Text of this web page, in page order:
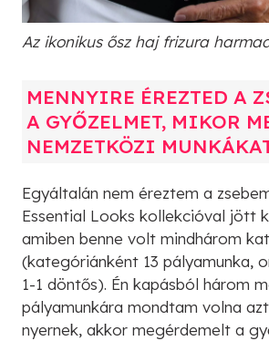
Az ikonikus ősz haj frizura
MENNYIRE ÉREZTED A
A GYŐZELMET, MIKOR
NEMZETKÖZI
Egyáltalán nem éreztem a
Essential Looks kollekcióval jött
amiben benne volt mindhárom
(kategóriánként 13 pályamunka,
1-1 döntős). Én kapásból három
pályamunkára mondtam volna
nyernek, akkor megérdemelt a